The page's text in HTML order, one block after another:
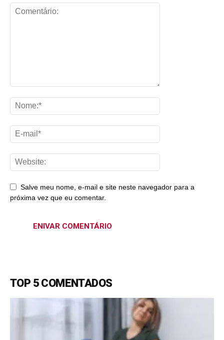
Salve meu nome, e-mail e site neste navegador para a
próxima vez que eu comentar.
TOP 5 COMENTADOS